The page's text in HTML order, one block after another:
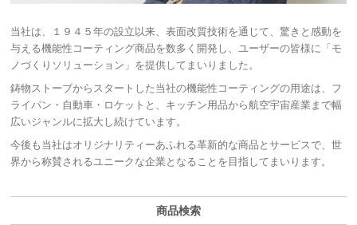
当社は、１９４５年の設立以来、表面改質技術を通じて、驚きと感動を
与える機能性コーティング商品を数多く開発し、ユーザーの皆様に「モ
ノづくりソリューション」を提供してまいりました。
鋳物ストーブからスタートした当社の機能性コーティングの用途は、フ
ライパン・自動車・ロケットと、キッチン用品から航空宇宙産業まで幅
広いジャンルに拡大し続けています。
今後も当社はオリジナリティーあふれる革新的な商品とサービスで、世
界から称賛されるユニークな企業となることを目指してまいります。
商品検索